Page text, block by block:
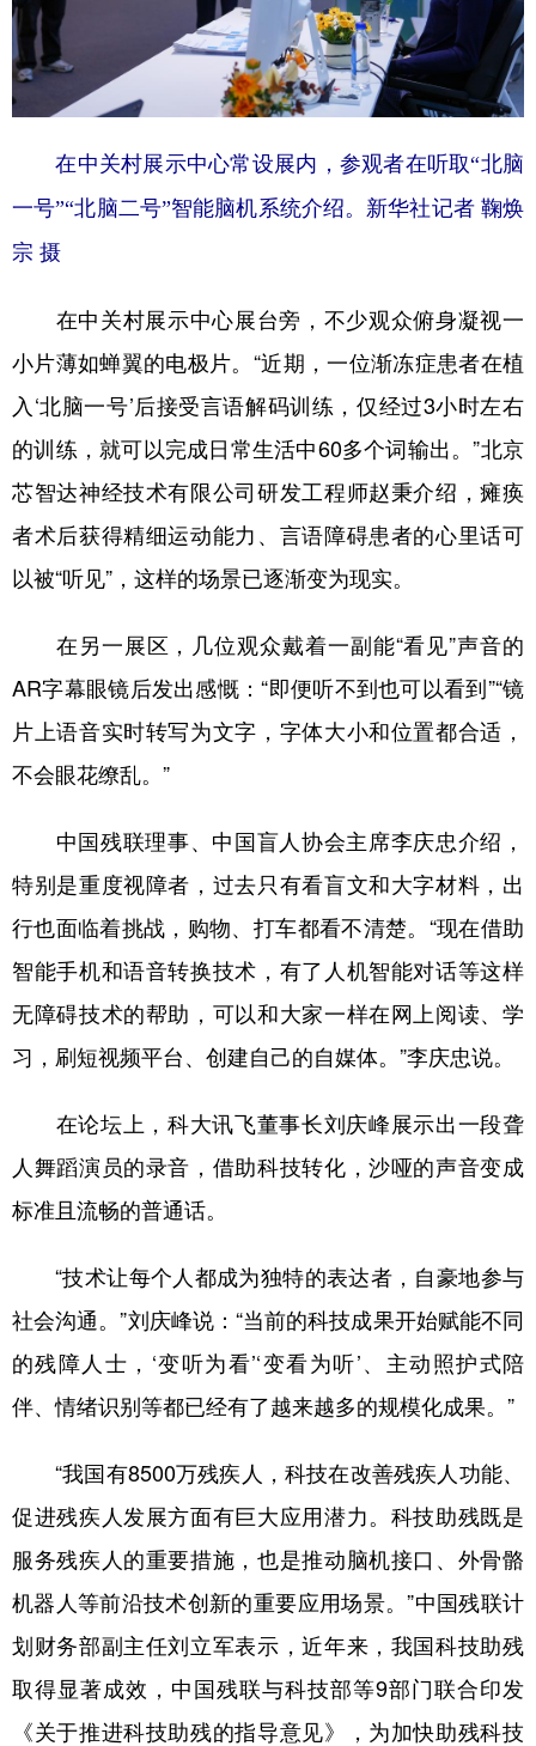
吉林 上海 江苏
浙江 福建 江西
English Español Français عربى
Русский язык 日本語 한국어
Deutsch Português
在中关村展示中心常设展内，参观者在听取“北脑
一号”“北脑二号”智能脑机系统介绍。新华社记者 鞠焕
宗 摄
在中关村展示中心展台旁，不少观众俯身凝视一
小片薄如蝉翼的电极片。“近期，一位渐冻症患者在植
入‘北脑一号’后接受言语解码训练，仅经过3小时左右
的训练，就可以完成日常生活中60多个词输出。”北京
芯智达神经技术有限公司研发工程师赵秉介绍，瘫痪
者术后获得精细运动能力、言语障碍患者的心里话可
以被“听见”，这样的场景已逐渐变为现实。
在另一展区，几位观众戴着一副能“看见”声音的
AR字幕眼镜后发出感慨：“即便听不到也可以看到”“镜
片上语音实时转写为文字，字体大小和位置都合适，
不会眼花缭乱。”
中国残联理事、中国盲人协会主席李庆忠介绍，
特别是重度视障者，过去只有看盲文和大字材料，出
行也面临着挑战，购物、打车都看不清楚。“现在借助
智能手机和语音转换技术，有了人机智能对话等这样
无障碍技术的帮助，可以和大家一样在网上阅读、学
习，刷短视频平台、创建自己的自媒体。”李庆忠说。
在论坛上，科大讯飞董事长刘庆峰展示出一段聋
人舞蹈演员的录音，借助科技转化，沙哑的声音变成
标准且流畅的普通话。
“技术让每个人都成为独特的表达者，自豪地参与
社会沟通。”刘庆峰说：“当前的科技成果开始赋能不同
的残障人士，‘变听为看’‘变看为听’、主动照护式陪
伴、情绪识别等都已经有了越来越多的规模化成果。”
“我国有8500万残疾人，科技在改善残疾人功能、
促进残疾人发展方面有巨大应用潜力。科技助残既是
服务残疾人的重要措施，也是推动脑机接口、外骨骼
机器人等前沿技术创新的重要应用场景。”中国残联计
划财务部副主任刘立军表示，近年来，我国科技助残
取得显著成效，中国残联与科技部等9部门联合印发
《关于推进科技助残的指导意见》，为加快助残科技